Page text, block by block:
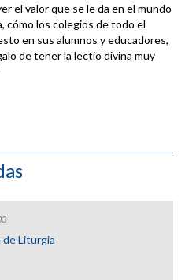
el valor que se le da en el mundo
cómo los colegios de todo el
en sus alumnos y educadores,
de tener la lectio divina muy
de Liturgia